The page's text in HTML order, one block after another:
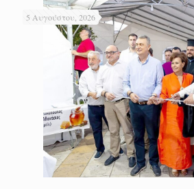
5 Αυγούστου, 2026